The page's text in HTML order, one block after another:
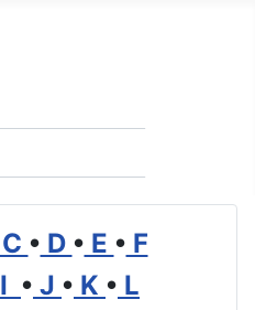
C • D • E • F
I • J • K • L